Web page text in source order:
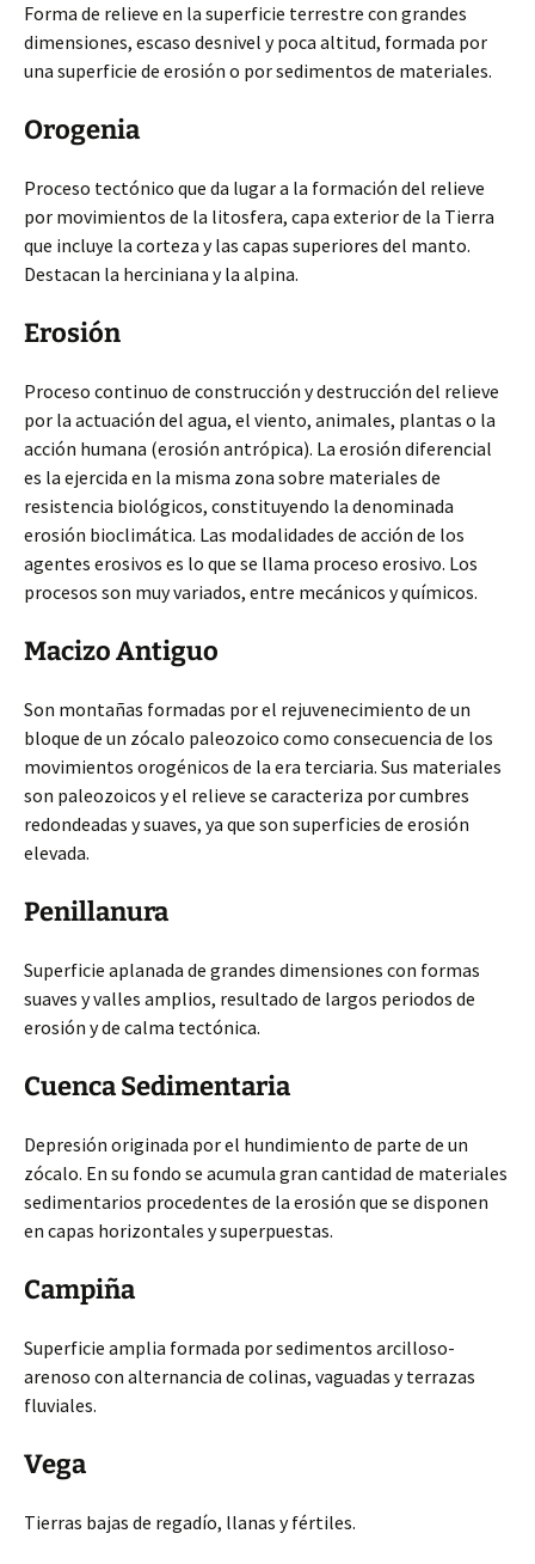
Forma de relieve en la superficie terrestre con grandes
dimensiones, escaso desnivel y poca altitud, formada por
una superficie de erosión o por sedimentos de materiales.
Orogenia
Proceso tectónico que da lugar a la formación del relieve
por movimientos de la litosfera, capa exterior de la Tierra
que incluye la corteza y las capas superiores del manto.
Destacan la herciniana y la alpina.
Erosión
Proceso continuo de construcción y destrucción del relieve
por la actuación del agua, el viento, animales, plantas o la
acción humana (erosión antrópica). La erosión diferencial
es la ejercida en la misma zona sobre materiales de
resistencia biológicos, constituyendo la denominada
erosión bioclimática. Las modalidades de acción de los
agentes erosivos es lo que se llama proceso erosivo. Los
procesos son muy variados, entre mecánicos y químicos.
Macizo Antiguo
Son montañas formadas por el rejuvenecimiento de un
bloque de un zócalo paleozoico como consecuencia de los
movimientos orogénicos de la era terciaria. Sus materiales
son paleozoicos y el relieve se caracteriza por cumbres
redondeadas y suaves, ya que son superficies de erosión
elevada.
Penillanura
Superficie aplanada de grandes dimensiones con formas
suaves y valles amplios, resultado de largos periodos de
erosión y de calma tectónica.
Cuenca Sedimentaria
Depresión originada por el hundimiento de parte de un
zócalo. En su fondo se acumula gran cantidad de materiales
sedimentarios procedentes de la erosión que se disponen
en capas horizontales y superpuestas.
Campiña
Superficie amplia formada por sedimentos arcilloso-
arenoso con alternancia de colinas, vaguadas y terrazas
fluviales.
Vega
Tierras bajas de regadío, llanas y fértiles.